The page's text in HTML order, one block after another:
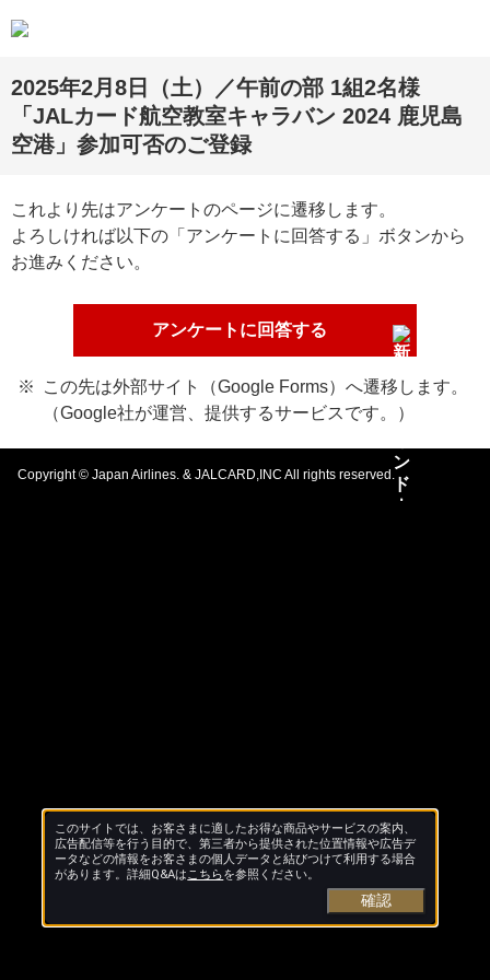
2025年2月8日（土）／午前の部 1組2名様
「JALカード航空教室キャラバン 2024 鹿児島
空港」参加可否のご登録
これより先はアンケートのページに遷移します。
よろしければ以下の「アンケートに回答する」ボタンから
お進みください。
アンケートに回答する
この先は外部サイト（Google Forms）へ遷移します。
（Google社が運営、提供するサービスです。）
Copyright © Japan Airlines. & JALCARD,INC All rights reserved.
このサイトでは、お客さまに適したお得な商品やサービスの案内、
広告配信等を行う目的で、第三者から提供された位置情報や広告デ
ータなどの情報をお客さまの個人データと結びつけて利用する場合
があります。詳細Q&Aはこちらを参照ください。
確認